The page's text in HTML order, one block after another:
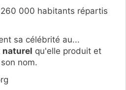
000 habitants répartis
sa célébrité au...
naturel qu'elle produit et
nom.